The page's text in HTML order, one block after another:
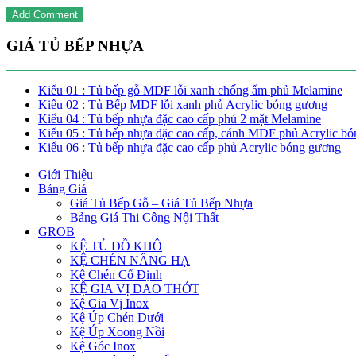
GIÁ TỦ BẾP NHỰA
Kiểu 01 : Tủ bếp gỗ MDF lỗi xanh chống ẩm phủ Melamine
Kiểu 02 : Tủ Bếp MDF lỗi xanh phủ Acrylic bóng gương
Kiểu 04 : Tủ bếp nhựa đặc cao cấp phủ 2 mặt Melamine
Kiểu 05 : Tủ bếp nhựa đặc cao cấp, cánh MDF phủ Acrylic
Kiểu 06 : Tủ bếp nhựa đặc cao cấp phủ Acrylic bóng gương
Giới Thiệu
Bảng Giá
Giá Tủ Bếp Gỗ – Giá Tủ Bếp Nhựa
Bảng Giá Thi Công Nội Thất
GROB
KỆ TỦ ĐỒ KHÔ
KỆ CHÉN NÂNG HẠ
Kệ Chén Cố Định
KỆ GIA VỊ DAO THỚT
Kệ Gia Vị Inox
Kệ Úp Chén Dưới
Kệ Úp Xoong Nồi
Kệ Góc Inox